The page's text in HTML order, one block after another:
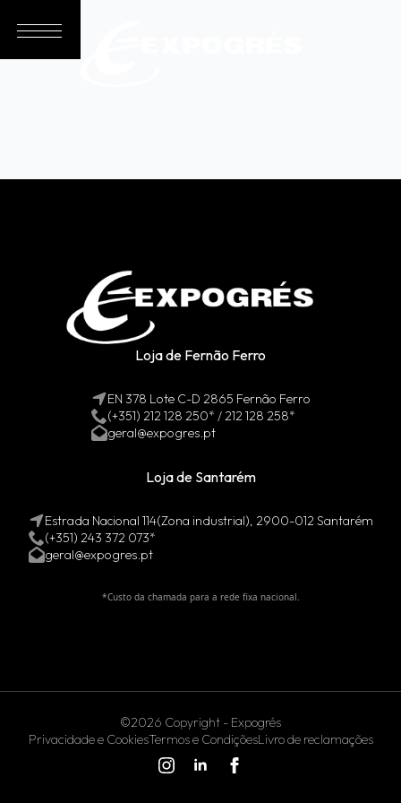
Loja de Fernão Ferro
EN 378 Lote C-D 2865 Fernão Ferro
(+351) 212 128 250* / 212 128 258*
geral@expogres.pt
Loja de Santarém
Estrada Nacional 114(Zona industrial), 2900-012 Santarém
(+351) 243 372 073*
geral@expogres.pt
*Custo da chamada para a rede fixa nacional.
©2026 Copyright - Expogrés
Privacidade e CookiesTermos e CondiçõesLivro de reclamações